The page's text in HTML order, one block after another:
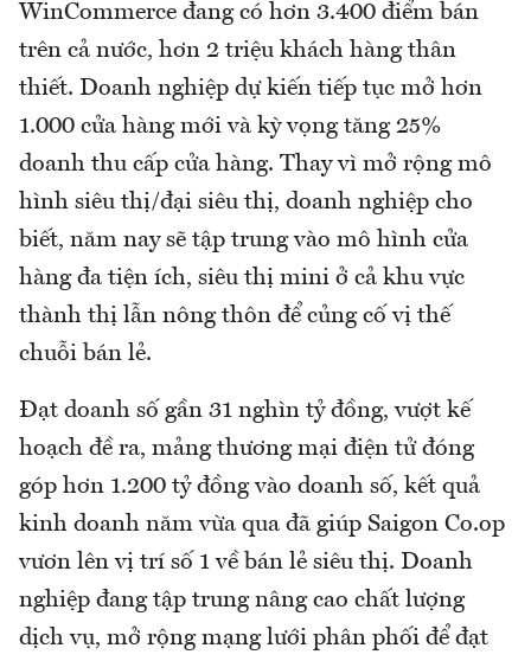
WinCommerce đang có hơn 3.400 điểm bán
trên cả nước, hơn 2 triệu khách hàng thân
thiết. Doanh nghiệp dự kiến tiếp tục mở hơn
1.000 cửa hàng mới và kỳ vọng tăng 25%
doanh thu cấp cửa hàng. Thay vì mở rộng mô
hình siêu thị/đại siêu thị, doanh nghiệp cho
biết, năm nay sẽ tập trung vào mô hình cửa
hàng đa tiện ích, siêu thị mini ở cả khu vực
thành thị lẫn nông thôn để củng cố vị thế
chuỗi bán lẻ.
Đạt doanh số gần 31 nghìn tỷ đồng, vượt kế
hoạch đề ra, mảng thương mại điện tử đóng
góp hơn 1.200 tỷ đồng vào doanh số, kết quả
kinh doanh năm vừa qua đã giúp Saigon Co.op
vươn lên vị trí số 1 về bán lẻ siêu thị. Doanh
nghiệp đang tập trung nâng cao chất lượng
dịch vụ, mở rộng mạng lưới phân phối để đạt